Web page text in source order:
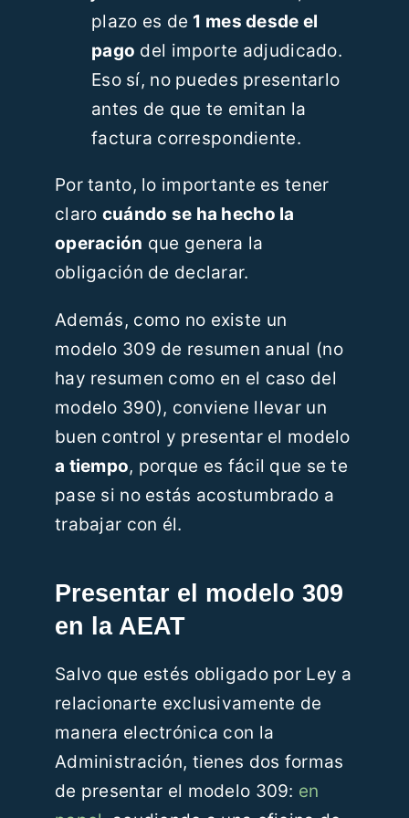
plazo es de 1 mes desde el
pago del importe adjudicado.
Eso sí, no puedes presentarlo
antes de que te emitan la
factura correspondiente.
Por tanto, lo importante es tener
claro cuándo se ha hecho la
operación que genera la
obligación de declarar.
Además, como no existe un
modelo 309 de resumen anual (no
hay resumen como en el caso del
modelo 390), conviene llevar un
buen control y presentar el modelo
a tiempo, porque es fácil que se te
pase si no estás acostumbrado a
trabajar con él.
Presentar el modelo 309
en la AEAT
Salvo que estés obligado por Ley a
relacionarte exclusivamente de
manera electrónica con la
Administración, tienes dos formas
de presentar el modelo 309: en